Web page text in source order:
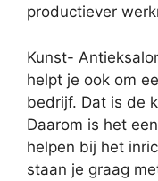
productiever
Kunst-
helpt je ook om
bedrijf. Dat is de
Daarom is het
helpen bij het
staan je graag